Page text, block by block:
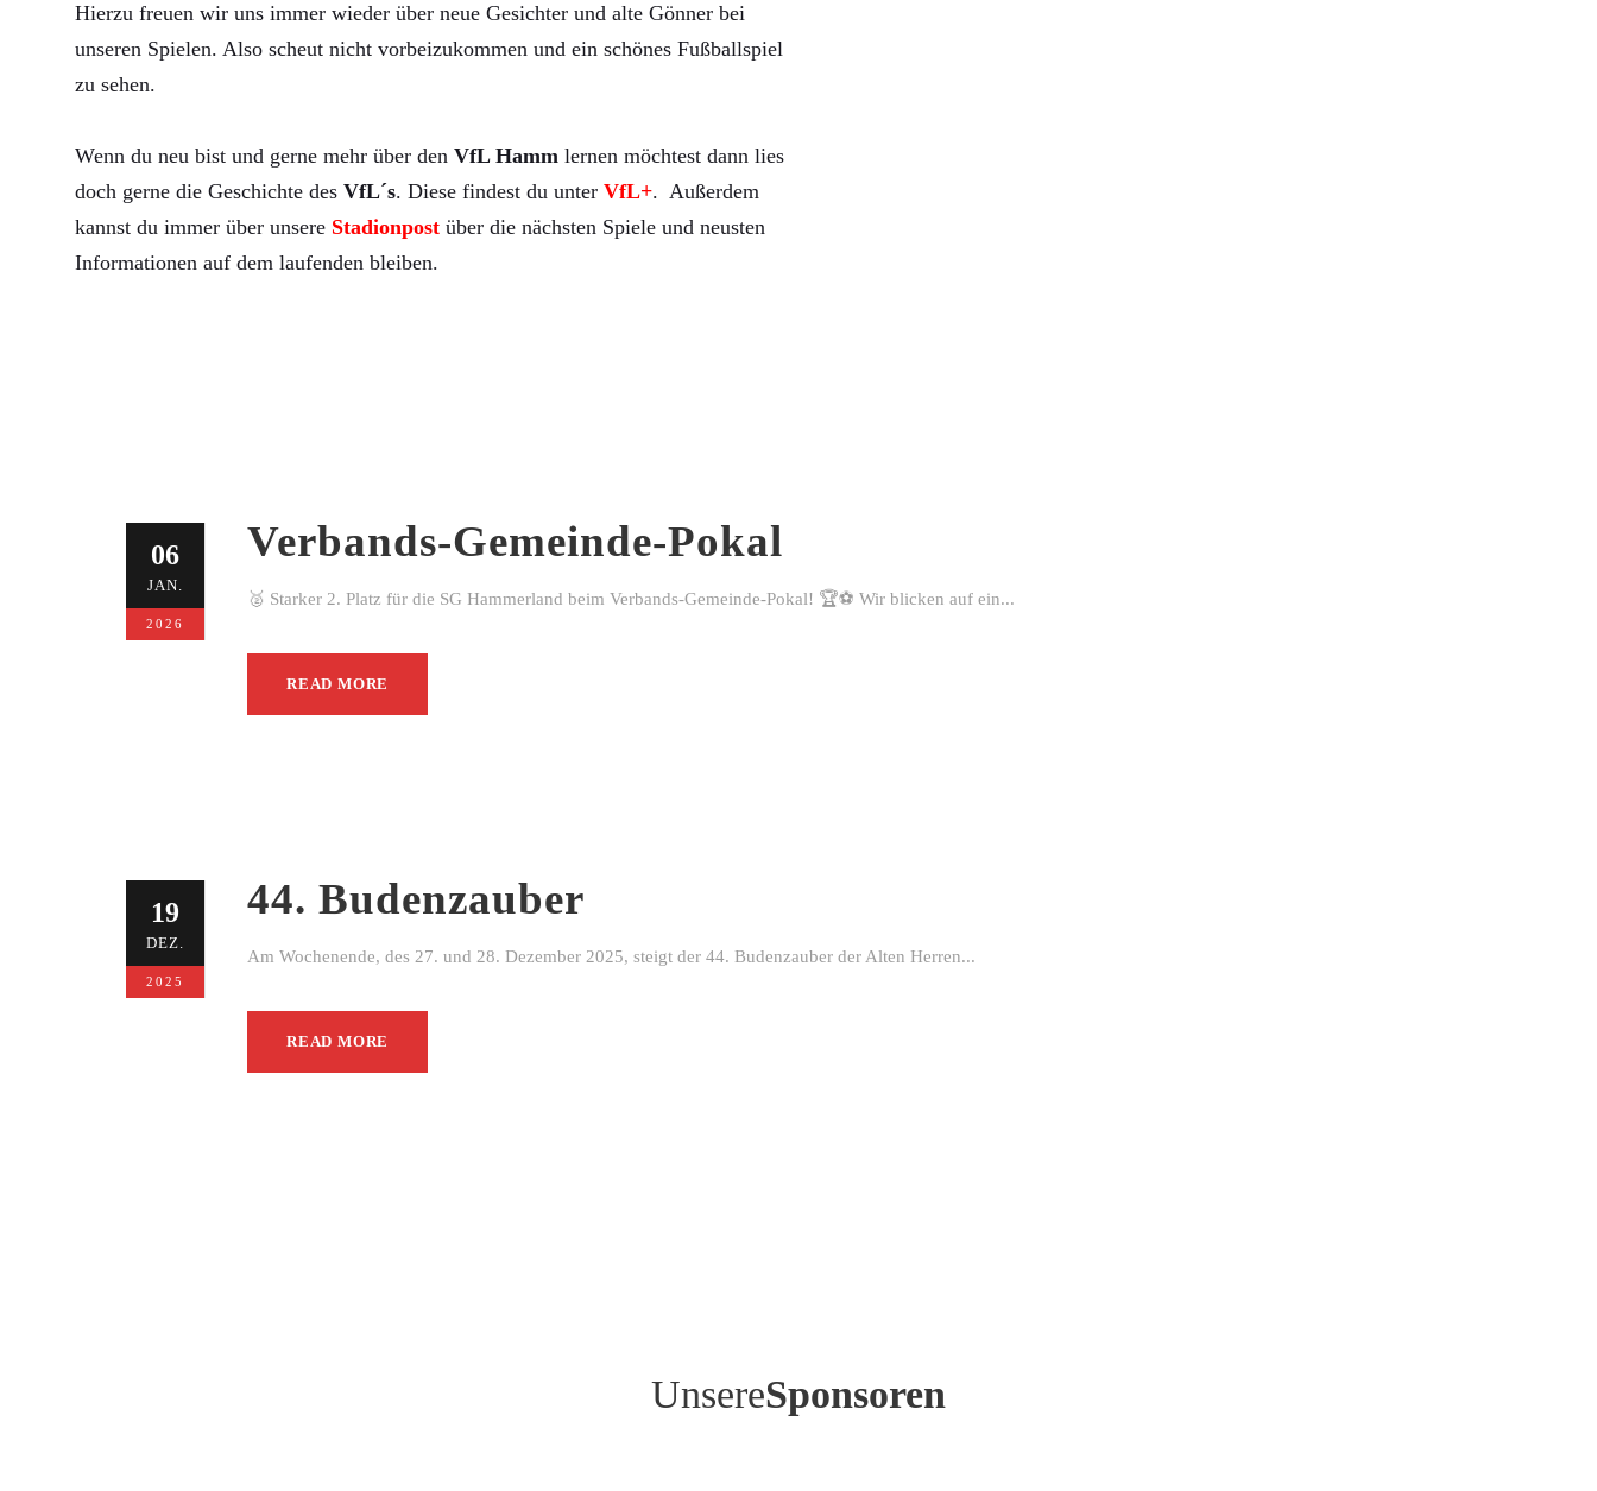
Hierzu freuen wir uns immer wieder über neue Gesichter und alte Gönner bei
unseren Spielen. Also scheut nicht vorbeizukommen und ein schönes Fußballspiel
zu sehen.
Wenn du neu bist und gerne mehr über den VfL Hamm lernen möchtest dann lies
doch gerne die Geschichte des VfL´s. Diese findest du unter VfL+. Außerdem
kannst du immer über unsere Stadionpost über die nächsten Spiele und neusten
Informationen auf dem laufenden bleiben.
06
JAN.
2026
Verbands-Gemeinde-Pokal
🥈 Starker 2. Platz für die SG Hammerland beim Verbands-Gemeinde-Pokal! 🏆⚽ Wir blicken auf ein...
READ MORE
19
DEZ.
2025
44. Budenzauber
Am Wochenende, des 27. und 28. Dezember 2025, steigt der 44. Budenzauber der Alten Herren...
READ MORE
UnsereSponsoren